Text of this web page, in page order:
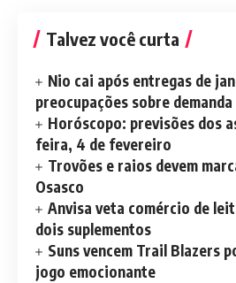
Talvez você curta
Nio cai após entregas de
preocupações sobre demanda
Horóscopo: previsões dos
feira, 4 de fevereiro
Trovões e raios devem
Osasco
Anvisa veta comércio de
dois suplementos
Suns vencem Trail Blazers
jogo emocionante